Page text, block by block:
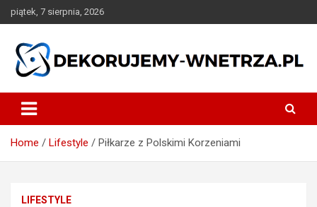
Skip
to
piątek, 7 sierpnia, 2026
dekorujemy-wnetrza.pl
Home Lifestyle Piłkarze z Polskimi Korzeniami
LIFESTYLE